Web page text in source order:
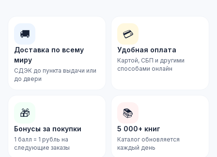
🚚
Доставка по всему
миру
СДЭК до пункта выдачи или
до двери
💳
Удобная оплата
Картой, СБП и другими
способами онлайн
🎁
Бонусы за покупки
1 балл = 1 рубль на
следующие заказы
📚
5 000+ книг
Каталог обновляется
каждый день